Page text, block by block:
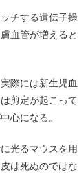
チする遺伝子操
血管が増えると
際には新生児血
剪定が起こって
心になる。
光るマウスを用
は死ぬのではな